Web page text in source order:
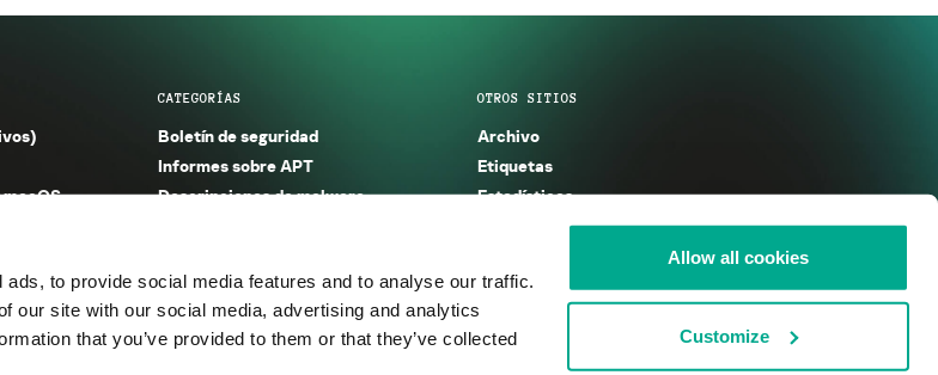
to provide social media features and to analyse our traffic.
our site with our social media, advertising and analytics
that you’ve provided to them or that they’ve collected
Allow all cookies
Customize
CATEGORÍAS
Boletín de seguridad
Informes sobre APT
Descripciones de malware
Informes sobre spam y phishing
Publicaciones
Incidentes
OTROS SITIOS
Archivo
Etiquetas
Estadísticas
Enciclopedia
KSB 2025